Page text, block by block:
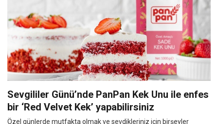
Sevgililer Günü’nde PanPan Kek Unu ile enfes
bir ‘Red Velvet Kek’ yapabilirsiniz
Özel günlerde mutfakta olmak ve sevdikleriniz için birşeyler